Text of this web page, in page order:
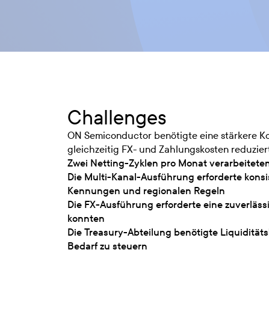
Challenges
ON Semiconductor benötigte eine stärkere
gleichzeitig FX- und Zahlungskosten
Zwei Netting-Zyklen pro Monat
Die Multi-Kanal-Ausführung erforderte
Kennungen und regionalen Regeln
Die FX-Ausführung erforderte eine
konnten
Die Treasury-Abteilung benötigte
Bedarf zu steuern